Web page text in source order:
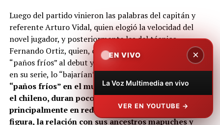
Luego del partido vinieron las palabras del capitán y
referente Arturo Vidal, quien elogió la velocidad del
novel jugador, y posteriormente las del técnico
Fernando Ortiz, quien, como buen formador, le puso
“paños fríos” al debut y aclaró que, si Raipan no rendía
en su serie, lo “bajarían” en poco tiempo.Pero los
“paños fríos” en el mundo del fútbol, sobre todo en
el chileno, duran poco. Y esto porque,
principalmente en redes sociales, levantaron su
figura, la relación con sus ancestros mapuches y
EN VIVO ×
La Voz Multimedia en vivo
VER EN YOUTUBE →